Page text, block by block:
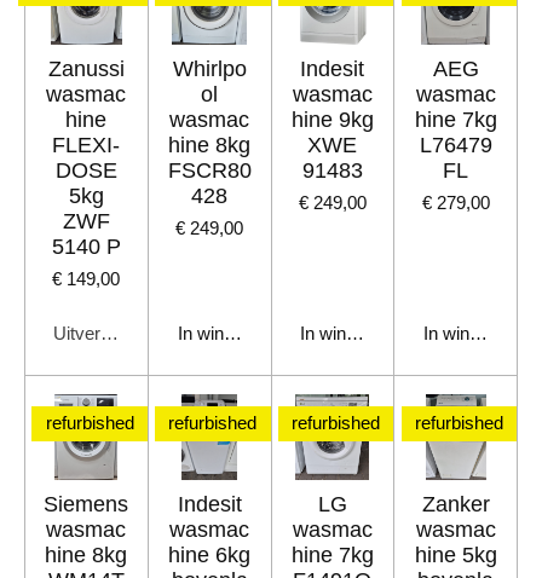
Zanussi
wasmac
hine
FLEXI-
DOSE
5kg
ZWF
5140 P
€ 149,00
Uitverkocht
Whirlpo
ol
wasmac
hine 8kg
FSCR80
428
€ 249,00
In winkelwagen
Indesit
wasmac
hine 9kg
XWE
91483
€ 249,00
In winkelwagen
AEG
wasmac
hine 7kg
L76479
FL
€ 279,00
In
refurbished
Siemens
wasmac
hine 8kg
refurbished
Indesit
wasmac
hine 6kg
refurbished
LG
wasmac
hine 7kg
refurbished
Zanker
wasmac
hine 5kg